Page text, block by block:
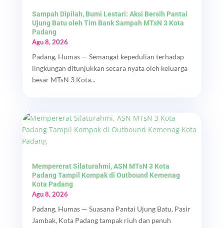
Sampah Dipilah, Bumi Lestari: Aksi Bersih Pantai
Ujung Batu oleh Tim Bank Sampah MTsN 3 Kota
Padang
Agu 8, 2026
Padang, Humas — Semangat kepedulian terhadap
lingkungan ditunjukkan secara nyata oleh keluarga
besar MTsN 3 Kota...
Mempererat Silaturahmi, ASN MTsN 3 Kota
Padang Tampil Kompak di Outbound Kemenag
Kota Padang
Agu 8, 2026
Padang, Humas — Suasana Pantai Ujung Batu, Pasir
Jambak, Kota Padang tampak riuh dan penuh